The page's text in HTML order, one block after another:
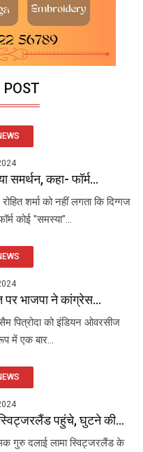
POST
समर्थन, कहा- फॉर्म...
शर्मा को नहीं लगता कि दिग्गज
कोई "समस्या"...
पर भाजपा ने कांग्रेस...
पित्रोदा को इंडियन ओवरसीज
में एक बार...
स्विट्जरलैंड पहुंचे, घुटने की...
गुरु दलाई लामा स्विट्जरलैंड के